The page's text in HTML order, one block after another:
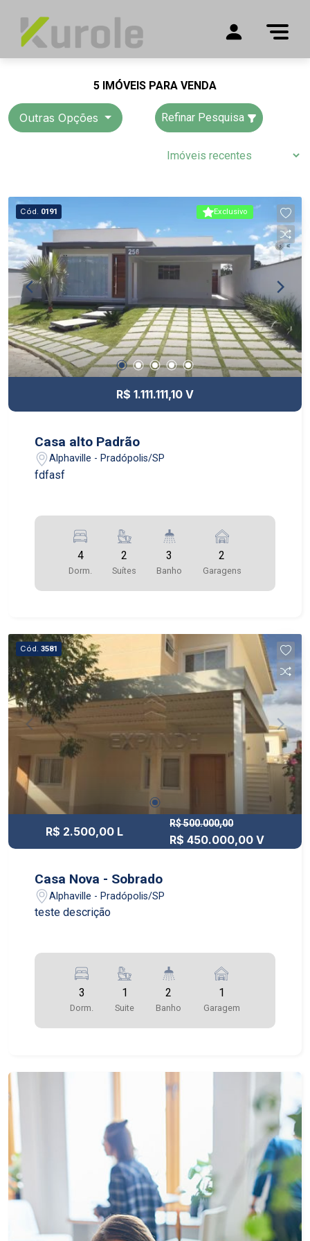
5 IMÓVEIS PARA VENDA
Outras Opções Refinar Pesquisa
Exclusivo
Cód. 0191
R$ 1.111.111,10 V
Casa alto Padrão
Alphaville - Pradópolis/SP
fdfasf
4
Dorm.
2
Suítes
3
Banho
2
Garagens
Cód. 3581
R$ 2.500,00 L
R$ 500.000,00
R$ 450.000,00 V
Casa Nova - Sobrado
Alphaville - Pradópolis/SP
teste descrição
3
Dorm.
1
Suite
2
Banho
1
Garagem